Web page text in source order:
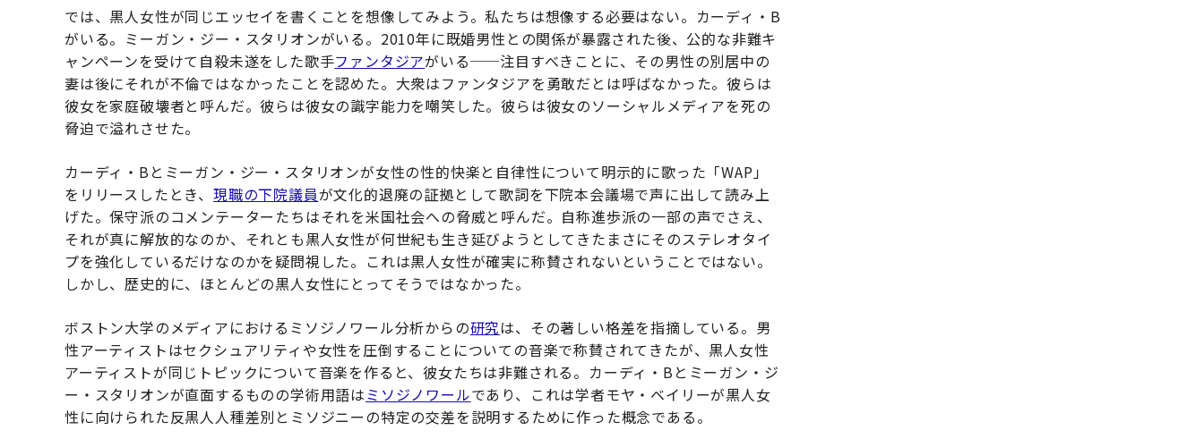
では、黒人女性が同じエッセイを書くことを想像してみよう。私たちは想像する必要はない。カーディ・B
がいる。ミーガン・ジー・スタリオンがいる。2010年に既婚男性との関係が暴露された後、公的な非難キ
ャンペーンを受けて自殺未遂をした歌手ファンタジアがいる──注目すべきことに、その男性の別居中の
妻は後にそれが不倫ではなかったことを認めた。大衆はファンタジアを勇敢だとは呼ばなかった。彼らは
彼女を家庭破壊者と呼んだ。彼らは彼女の識字能力を嘲笑した。彼らは彼女のソーシャルメディアを死の
脅迫で溢れさせた。
カーディ・Bとミーガン・ジー・スタリオンが女性の性的快楽と自律性について明示的に歌った「WAP」
をリリースしたとき、 現職の下院議員が文化的退廃の証拠として歌詞を下院本会議場で声に出して読み上
げた。保守派のコメンテーターたちはそれを米国社会への脅威と呼んだ。自称進歩派の一部の声でさえ、
それが真に解放的なのか、それとも黒人女性が何世紀も生き延びようとしてきたまさにそのステレオタイ
プを強化しているだけなのかを疑問視した。これは黒人女性が確実に称賛されないということではない。
しかし、歴史的に、ほとんどの黒人女性にとってそうではなかった。
ボストン大学のメディアにおけるミソジノワール分析からの研究は、その著しい格差を指摘している。男
性アーティストはセクシュアリティや女性を圧倒することについての音楽で称賛されてきたが、黒人女性
アーティストが同じトピックについて音楽を作ると、彼女たちは非難される。カーディ・Bとミーガン・ジ
ー・スタリオンが直面するものの学術用語はミソジノワールであり、これは学者モヤ・ベイリーが黒人女
性に向けられた反黒人人種差別とミソジニーの特定の交差を説明するために作った概念である。